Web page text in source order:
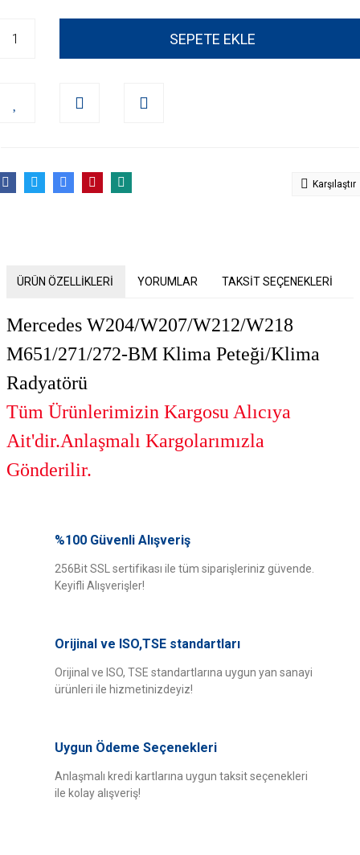
SEPETE EKLE
Karşılaştır
ÜRÜN ÖZELLİKLERİ YORUMLAR TAKSİT SEÇENEKLERİ
Mercedes W204/W207/W212/W218
M651/271/272-BM Klima Peteği/Klima
Radyatörü
Tüm Ürünlerimizin Kargosu Alıcıya
Ait'dir.Anlaşmalı Kargolarımızla
Gönderilir.
Bu ürüne ilk yorumu siz yapın!
yetersiz gördüğünüz noktaları öneri formunu kullanarak tarafımıza
iletebilirsiniz.
Görüş ve önerileriniz için teşekkür ederiz.
Ürün bilgilerinde hatalar bulunuyor.
Ürün fiyatı diğer sitelerden daha pahalı.
Bu ürüne benzer farklı alternatifler olmalı.
%100 Güvenli Alışveriş
256Bit SSL sertifikası ile tüm siparişleriniz güvende.
Keyifli Alışverişler!
Orijinal ve ISO,TSE standartları
Orijinal ve ISO, TSE standartlarına uygun yan sanayi
ürünleri ile hizmetinizdeyiz!
Uygun Ödeme Seçenekleri
Anlaşmalı kredi kartlarına uygun taksit seçenekleri
ile kolay alışveriş!